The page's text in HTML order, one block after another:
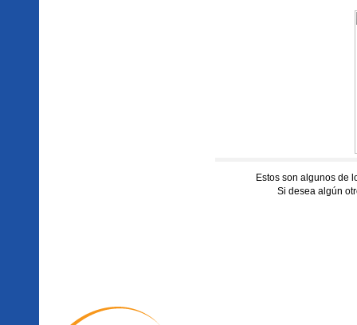
Estos son algunos de
Si desea algún